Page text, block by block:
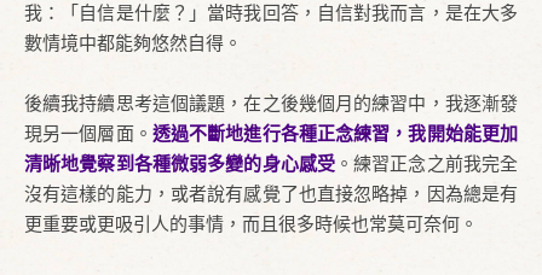
我：「自信是什麼？」當時我回答，自信對我而言，是在大多
數情境中都能夠悠然自得。
後續我持續思考這個議題，在之後幾個月的練習中，我逐漸發
現另一個層面。 透過不斷地進行各種正念練習，我開始能更加
清晰地覺察到各種微弱多變的身心感受。練習正念之前我完全
沒有這樣的能力，或者說有感覺了也直接忽略掉，因為總是有
更重要或更吸引人的事情，而且很多時候也常莫可奈何。